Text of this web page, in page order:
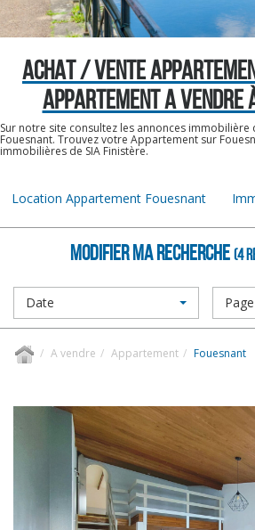
ACHAT / VENTE
APPARTEMENT A VENDRE
Sur notre site consultez les annonces
Fouesnant. Trouvez votre Appartement sur
immobilières de SIA Finistère.
Location Appartement Fouesnant
MODIFIER MA RECHERCHE (4
Date
A vendre Appartement Fouesnant